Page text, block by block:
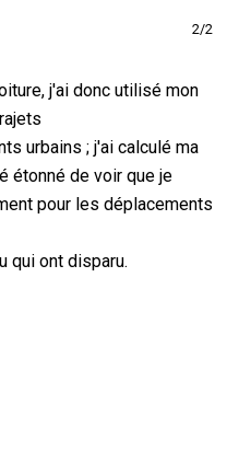
2/2
j'ai donc utilisé mon
urbains ; j'ai calculé ma
étonné de voir que je
pour les déplacements
qui ont disparu.